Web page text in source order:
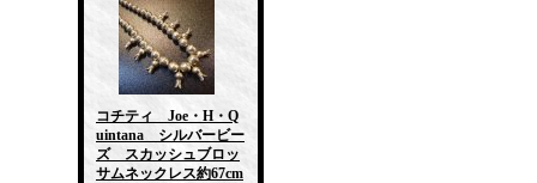
コチティ Joe・H・Q
uintana シルバービー
ズ スカッシュブロッ
サムネックレス約67cm